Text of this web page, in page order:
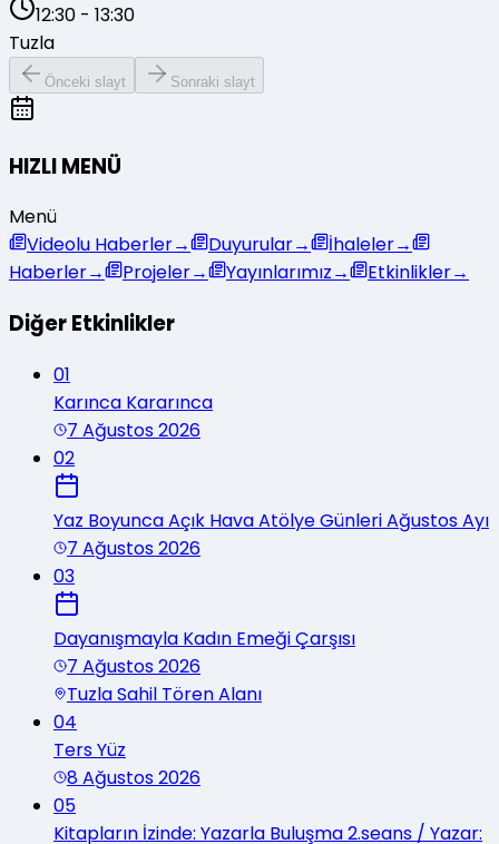
12:30 - 13:30
Tuzla
Önceki slayt Sonraki slayt
HIZLI MENÜ
Menü
Videolu Haberler→ Duyurular→ İhaleler→
Haberler→ Projeler→ Yayınlarımız→ Etkinlikler→
Diğer Etkinlikler
01
Karınca Kararınca
7 Ağustos 2026
02
Yaz Boyunca Açık Hava Atölye Günleri Ağustos Ayı
7 Ağustos 2026
03
Dayanışmayla Kadın Emeği Çarşısı
7 Ağustos 2026
Tuzla Sahil Tören Alanı
04
Ters Yüz
8 Ağustos 2026
05
Kitapların İzinde: Yazarla Buluşma 2.seans / Yazar: